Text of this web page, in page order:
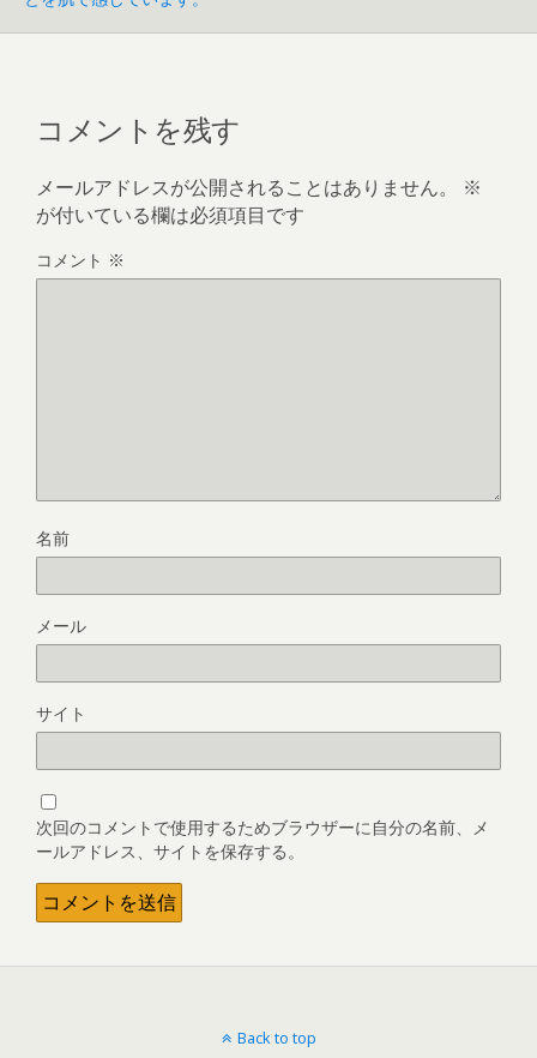
コメントを残す
メールアドレスが公開されることはありません。
※
が付いている欄は必須項目です
コメント ※
名前
メール
サイト
次回のコメントで使用するためブラウザーに自分の名前、メ
ールアドレス、サイトを保存する。
Back to top